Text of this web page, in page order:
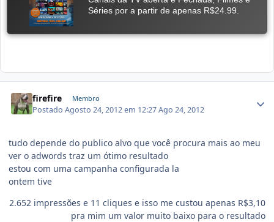
firefire Membro
PostadoAgosto 24, 2012 em 12:27Ago 24, 2012
tudo depende do publico alvo que você procura mais ao meu
ver o adwords traz um ótimo resultado
estou com uma campanha configurada la
ontem tive
2.652 impressões e 11 cliques e isso me custou apenas R$3,10
pra mim um valor muito baixo para o resultado